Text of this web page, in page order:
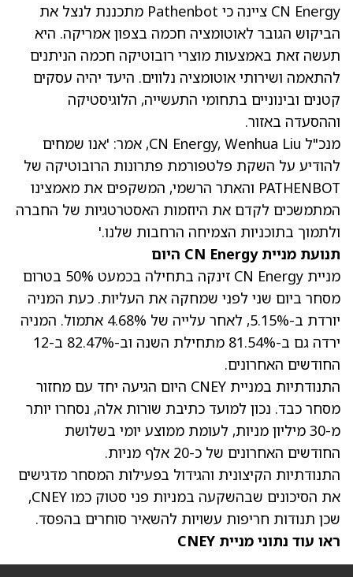
CN Energy ציינה כי Pathenbot מתכננת לנצל את
הביקוש הגובר לאוטומציה חכמה בצפון אמריקה. היא
תעשה זאת באמצעות מוצרי רובוטיקה חכמה הניתנים
להתאמה ושירותי אוטומציה נלווים. היעד יהיה עסקים
קטנים ובינוניים בתחומי התעשייה, הלוגיסטיקה
וההסעדה באזור.
מנכ"ל CN Energy, Wenhua Liu, אמר: 'אנו שמחים
להודיע על השקת פלטפורמת פתרונות הרובוטיקה של
PATHENBOT והאתר הרשמי, המשקפים את מאמצינו
המתמשכים לקדם את היוזמות האסטרטגיות של החברה
ולתמוך בתוכניות הצמיחה הרחבות שלנו.'
תנועת מניית CN Energy היום
מניית CN Energy זינקה בתחילה בכמעט 50% בטרום
מסחר ביום שני לפני שמחקה את העליות. כעת המניה
יורדת ב-5.15%, לאחר עלייה של 4.68% אתמול. המניה
ירדה גם ב-81.54% מתחילת השנה וב-82.47% ב-12
החודשים האחרונים.
התנודתיות במניית CNEY היום הגיעה יחד עם מחזור
מסחר כבד. נכון למועד כתיבת שורות אלה, נסחרו יותר
מ-30 מיליון מניות, לעומת ממוצע יומי בשלושת
החודשים האחרונים של כ-20 אלף מניות.
התנודתיות הקיצונית והגידול בפעילות המסחר מדגישים
את הסיכונים שבהשקעה במניות פני סטוק כמו CNEY,
שכן תנודות חריפות עשויות להשאיר סוחרים בהפסד.
ראו עוד נתוני מניית CNEY